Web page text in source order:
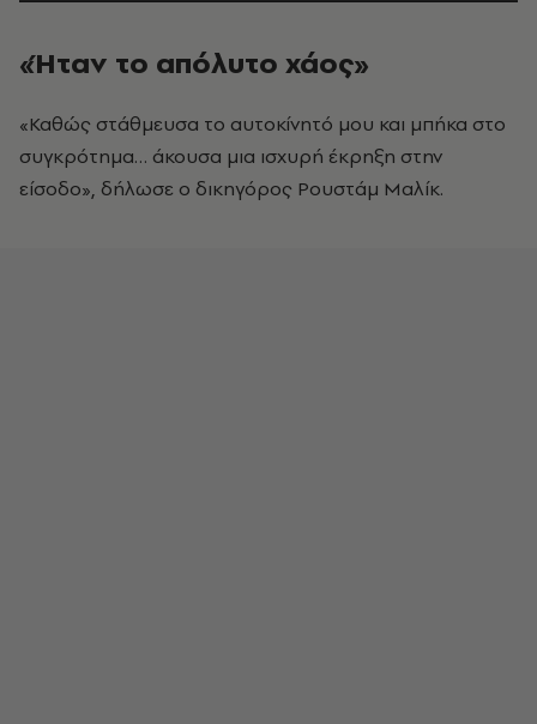
«Ήταν το απόλυτο χάος»
«Καθώς στάθμευσα το αυτοκίνητό μου και μπήκα στο
συγκρότημα… άκουσα μια ισχυρή έκρηξη στην
είσοδο», δήλωσε ο δικηγόρος Ρουστάμ Μαλίκ.